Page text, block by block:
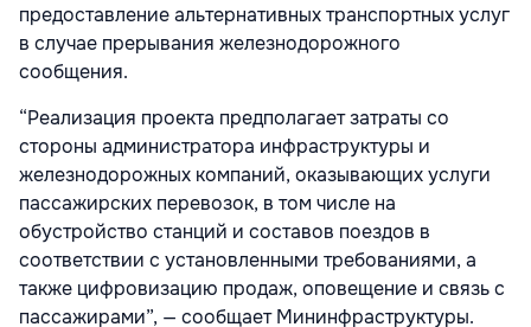
предоставление альтернативных транспортных услуг
в случае прерывания железнодорожного
сообщения.
“Реализация проекта предполагает затраты со
стороны администратора инфраструктуры и
железнодорожных компаний, оказывающих услуги
пассажирских перевозок, в том числе на
обустройство станций и составов поездов в
соответствии с установленными требованиями, а
также цифровизацию продаж, оповещение и связь с
пассажирами”, — сообщает Мининфраструктуры.